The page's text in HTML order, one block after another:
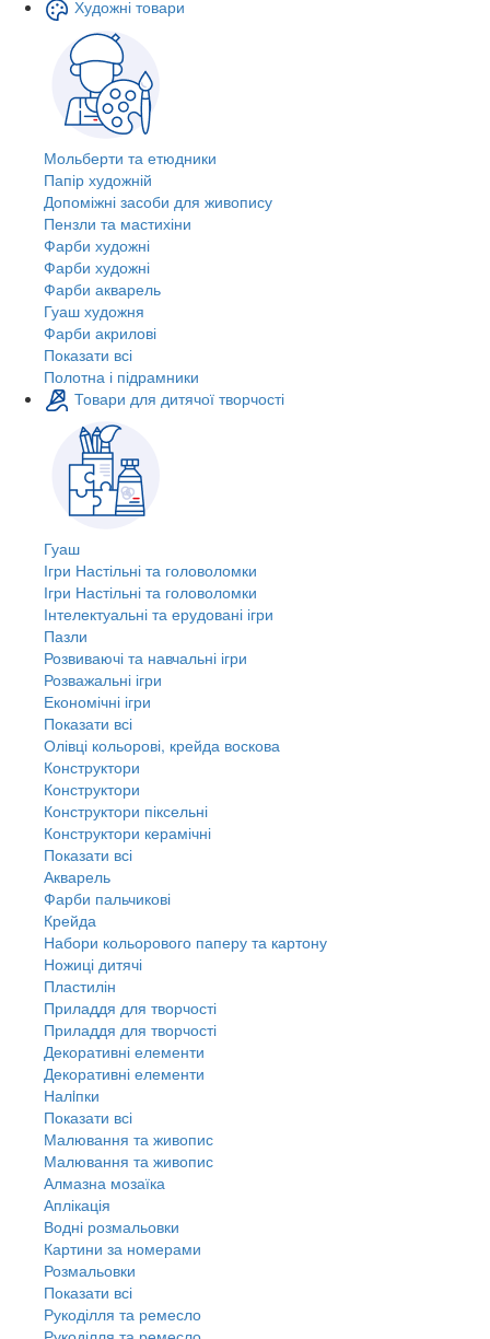
Художні товари
Мольберти та етюдники
Папір художній
Допоміжні засоби для живопису
Пензли та мастихіни
Фарби художні
Фарби художні
Фарби акварель
Гуаш художня
Фарби акрилові
Показати всі
Полотна і підрамники
Товари для дитячої творчості
Гуаш
Ігри Настільні та головоломки
Ігри Настільні та головоломки
Інтелектуальні та ерудовані ігри
Пазли
Розвиваючі та навчальні ігри
Розважальні ігри
Економічні ігри
Показати всі
Олівці кольорові, крейда воскова
Конструктори
Конструктори
Конструктори піксельні
Конструктори керамічні
Показати всі
Акварель
Фарби пальчикові
Крейда
Набори кольорового паперу та картону
Ножиці дитячі
Пластилін
Приладдя для творчості
Приладдя для творчості
Декоративні елементи
Декоративні елементи
Налiпки
Показати всі
Малювання та живопис
Малювання та живопис
Алмазна мозаїка
Аплікація
Водні розмальовки
Картини за номерами
Розмальовки
Показати всі
Рукоділля та ремесло